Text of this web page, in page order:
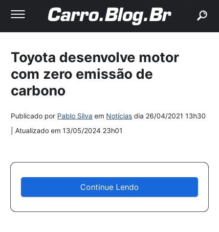
Toyota desenvolve motor
com zero emissão de
carbono
Publicado por Pablo Silva em Notícias dia 26/04/2021 13h30
| Atualizado em13/05/2024 23h01
Continue Lendo